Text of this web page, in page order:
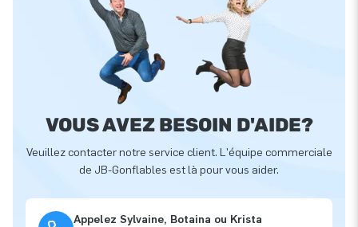
VOUS AVEZ BESOIN D'AIDE?
Veuillez contacter notre service client. L'équipe commerciale
de JB-Gonflables est là pour vous aider.
Appelez Sylvaine, Botaina ou Krista